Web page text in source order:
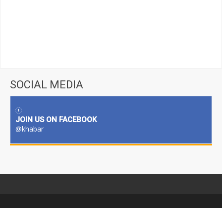
SOCIAL MEDIA
JOIN US ON FACEBOOK
@khabar